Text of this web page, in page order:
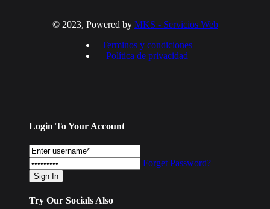
© 2023, Powered by MKS - Servicios Web
Terminos y condiciones
Política de privacidad
Login To Your Account
Forget Password?
Try Our Socials Also